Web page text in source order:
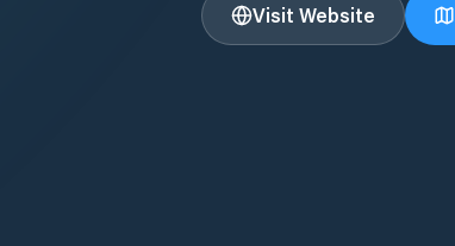
Visit Website